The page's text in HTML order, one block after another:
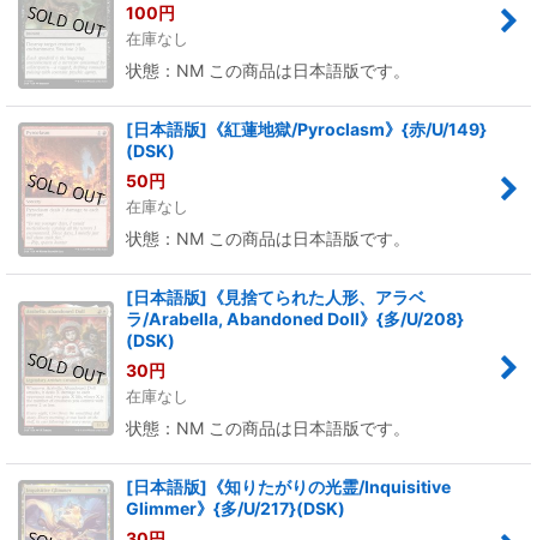
100円
在庫なし
状態：NM この商品は日本語版です。
[日本語版]《紅蓮地獄/Pyroclasm》{赤/U/149}
(DSK)
50円
在庫なし
状態：NM この商品は日本語版です。
[日本語版]《見捨てられた人形、アラベ
ラ/Arabella, Abandoned Doll》{多/U/208}
(DSK)
30円
在庫なし
状態：NM この商品は日本語版です。
[日本語版]《知りたがりの光霊/Inquisitive
Glimmer》{多/U/217}(DSK)